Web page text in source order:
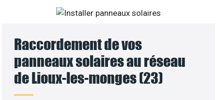
Raccordement de vos
panneaux solaires au réseau
de Lioux-les-monges (23)